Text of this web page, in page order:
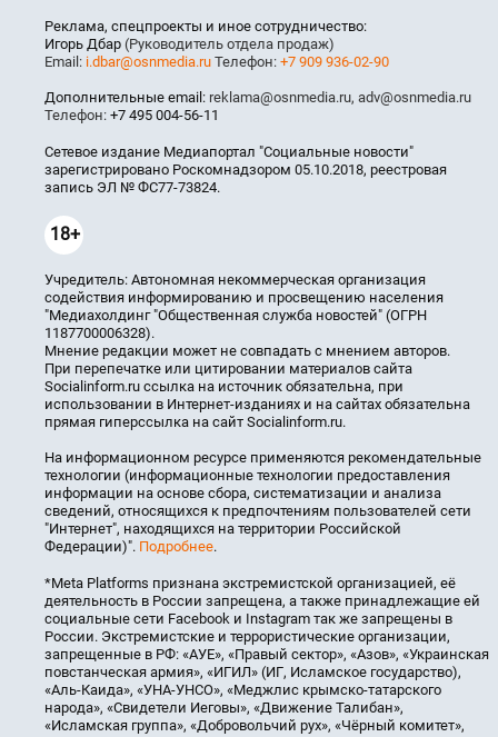
Реклама, спецпроекты и иное сотрудничество:
Игорь Дбар (Руководитель отдела продаж)
Email: i.dbar@osnmedia.ru Телефон: +7 909 936-02-90
Дополнительные email: reklama@osnmedia.ru, adv@osnmedia.ru
Телефон: +7 495 004-56-11
Сетевое издание Медиапортал "Социальные новости"
зарегистрировано Роскомнадзором 05.10.2018, реестровая
запись ЭЛ № ФС77-73824.
18+
Учредитель: Автономная некоммерческая организация
содействия информированию и просвещению населения
"Медиахолдинг "Общественная служба новостей" (ОГРН
1187700006328).
Мнение редакции может не совпадать с мнением авторов.
При перепечатке или цитировании материалов сайта
Socialinform.ru ссылка на источник обязательна, при
использовании в Интернет-изданиях и на сайтах обязательна
прямая гиперссылка на сайт Socialinform.ru.
На информационном ресурсе применяются рекомендательные
технологии (информационные технологии предоставления
информации на основе сбора, систематизации и анализа
сведений, относящихся к предпочтениям пользователей сети
"Интернет", находящихся на территории Российской
Федерации)". Подробнее.
*Meta Platforms признана экстремистской организацией, её
деятельность в России запрещена, а также принадлежащие ей
социальные сети Facebook и Instagram так же запрещены в
России. Экстремистские и террористические организации,
запрещенные в РФ: «АУЕ», «Правый сектор», «Азов», «Украинская
повстанческая армия», «ИГИЛ» (ИГ, Исламское государство),
«Аль-Каида», «УНА-УНСО», «Меджлис крымско-татарского
народа», «Свидетели Иеговы», «Движение Талибан»,
«Исламская группа», «Добровольчий рух», «Чёрный комитет»,